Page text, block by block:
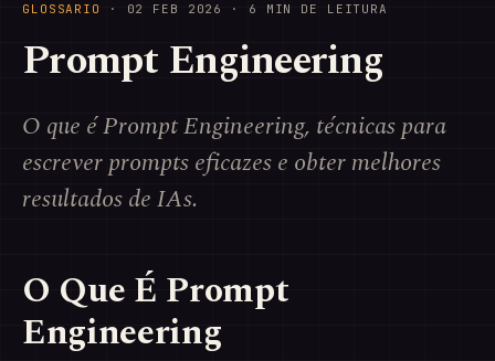
GLOSSARIO · 02 FEB 2026 · 6 MIN DE LEITURA
Prompt Engineering
O que é Prompt Engineering, técnicas para
escrever prompts eficazes e obter melhores
resultados de IAs.
O Que É Prompt
Engineering